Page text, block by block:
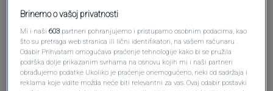
Pošalji komentar
Brinemo o vašoj privatnosti
Mi i naši603 partneri pohranjujemo i pristupamo osobnim podacima, kao
što su pretraga web stranica ili lični identifikatori, na vašem računaru .
Odabir Prihvatam omogućava praćenje tehnologije kako bi se pružila
podrška dolje prikazanim svrhama na osnovu kojih mi i naši partneri
obrađujemo podatke Ukoliko je praćenje onemogućeno, neki od sadržaja i
reklama koje vidite možda neće biti relevantni za vas. Ovaj odabir postavki